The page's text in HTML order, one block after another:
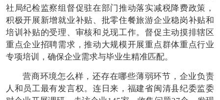
社局纪检监察组督促驻在部门推动落实减税降费政策，
积极开展新增就业补贴、批零住餐旅游企业稳岗补贴和
培训补贴的受理、审核和兑现工作。督促主动摸排辖区
重点企业招聘需求，推动大规模开展重点群体重点行业
专项培训，确保企业需求与毕业生精准匹配。
营商环境怎么样，还存在哪些薄弱环节，企业负责
人和员工最有发言权。连日来，福建省闽清县纪委监委